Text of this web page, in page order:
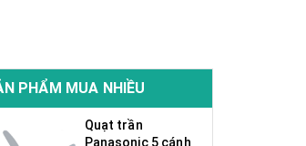
PHẨM MUA NHIỀU
Quạt trần
Panasonic 5 cánh